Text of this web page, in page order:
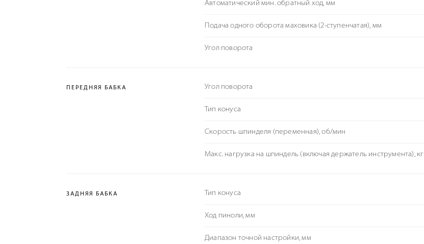
Автоматический мин. обратный ход, мм
Подача одного оборота маховика (2-ступенчатая), мм
Угол поворота
ПЕРЕДНЯЯ БАБКА Угол поворота
Тип конуса
Скорость шпинделя (переменная), об/мин
Макс. нагрузка на шпиндель (включая держатель инструмента), кг
ЗАДНЯЯ БАБКА Тип конуса
Ход пиноли, мм
Диапазон точной настройки, мм